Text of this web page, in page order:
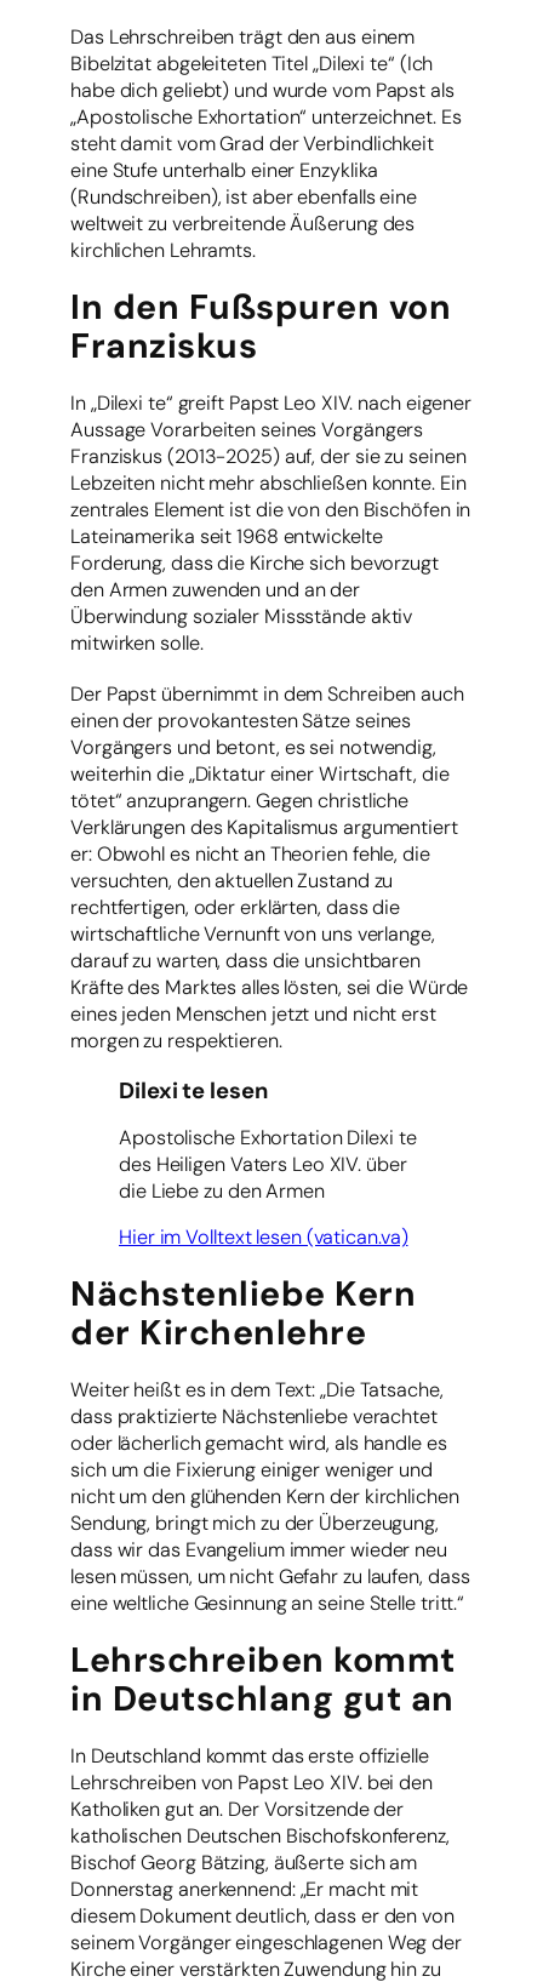
Das Lehrschreiben trägt den aus einem
Bibelzitat abgeleiteten Titel „Dilexi te“ (Ich
habe dich geliebt) und wurde vom Papst als
„Apostolische Exhortation“ unterzeichnet. Es
steht damit vom Grad der Verbindlichkeit
eine Stufe unterhalb einer Enzyklika
(Rundschreiben), ist aber ebenfalls eine
weltweit zu verbreitende Äußerung des
kirchlichen Lehramts.
In den Fußspuren von
Franziskus
In „Dilexi te“ greift Papst Leo XIV. nach eigener
Aussage Vorarbeiten seines Vorgängers
Franziskus (2013-2025) auf, der sie zu seinen
Lebzeiten nicht mehr abschließen konnte. Ein
zentrales Element ist die von den Bischöfen in
Lateinamerika seit 1968 entwickelte
Forderung, dass die Kirche sich bevorzugt
den Armen zuwenden und an der
Überwindung sozialer Missstände aktiv
mitwirken solle.
Der Papst übernimmt in dem Schreiben auch
einen der provokantesten Sätze seines
Vorgängers und betont, es sei notwendig,
weiterhin die „Diktatur einer Wirtschaft, die
tötet“ anzuprangern. Gegen christliche
Verklärungen des Kapitalismus argumentiert
er: Obwohl es nicht an Theorien fehle, die
versuchten, den aktuellen Zustand zu
rechtfertigen, oder erklärten, dass die
wirtschaftliche Vernunft von uns verlange,
darauf zu warten, dass die unsichtbaren
Kräfte des Marktes alles lösten, sei die Würde
eines jeden Menschen jetzt und nicht erst
morgen zu respektieren.
Dilexi te lesen
Apostolische Exhortation Dilexi te
des Heiligen Vaters Leo XIV. über
die Liebe zu den Armen
Hier im Volltext lesen (vatican.va)
Nächstenliebe Kern
der Kirchenlehre
Weiter heißt es in dem Text: „Die Tatsache,
dass praktizierte Nächstenliebe verachtet
oder lächerlich gemacht wird, als handle es
sich um die Fixierung einiger weniger und
nicht um den glühenden Kern der kirchlichen
Sendung, bringt mich zu der Überzeugung,
dass wir das Evangelium immer wieder neu
lesen müssen, um nicht Gefahr zu laufen, dass
eine weltliche Gesinnung an seine Stelle tritt.“
Lehrschreiben kommt
in Deutschlang gut an
In Deutschland kommt das erste offizielle
Lehrschreiben von Papst Leo XIV. bei den
Katholiken gut an. Der Vorsitzende der
katholischen Deutschen Bischofskonferenz,
Bischof Georg Bätzing, äußerte sich am
Donnerstag anerkennend: „Er macht mit
diesem Dokument deutlich, dass er den von
seinem Vorgänger eingeschlagenen Weg der
Kirche einer verstärkten Zuwendung hin zu